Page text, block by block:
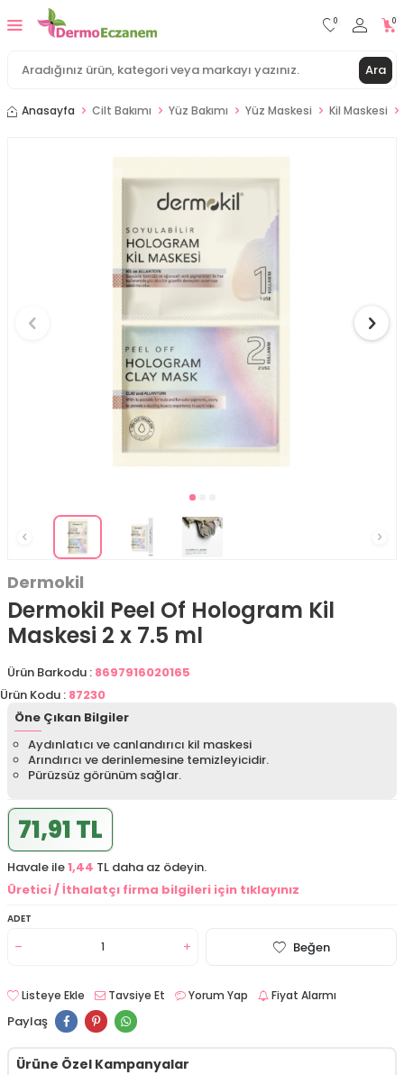
Ara
0 0
Anasayfa Cilt Bakımı Yüz Bakımı Yüz Maskesi Kil Maskesi
Dermokil
Dermokil Peel Of Hologram Kil
Maskesi 2 x 7.5 ml
Ürün Barkodu : 8697916020165
Ürün Kodu : 87230
Öne Çıkan Bilgiler
Aydınlatıcı ve canlandırıcı kil maskesi
Arındırıcı ve derinlemesine temizleyicidir.
Pürüzsüz görünüm sağlar.
71,91 TL
Havale ile1,44 TL daha az ödeyin.
Üretici / İthalatçı firma bilgileri için tıklayınız
ADET
Beğen
Listeye Ekle Tavsiye Et Yorum Yap Fiyat Alarmı
Paylaş
Ürüne Özel Kampanyalar